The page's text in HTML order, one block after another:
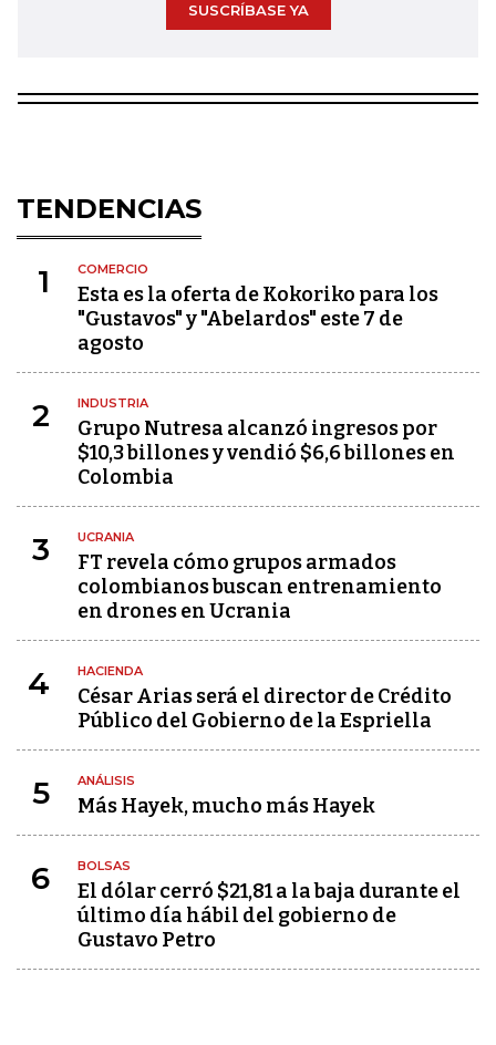
SUSCRÍBASE YA
TENDENCIAS
1 COMERCIO
Esta es la oferta de Kokoriko para los
"Gustavos" y "Abelardos" este 7 de
agosto
2 INDUSTRIA
Grupo Nutresa alcanzó ingresos por
$10,3 billones y vendió $6,6 billones en
Colombia
3 UCRANIA
FT revela cómo grupos armados
colombianos buscan entrenamiento
en drones en Ucrania
4 HACIENDA
César Arias será el director de Crédito
Público del Gobierno de la Espriella
5 ANÁLISIS
Más Hayek, mucho más Hayek
6 BOLSAS
El dólar cerró $21,81 a la baja durante el
último día hábil del gobierno de
Gustavo Petro